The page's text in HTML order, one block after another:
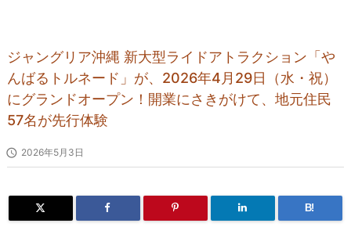
ジャングリア沖縄 新大型ライドアトラクション「や
んばるトルネード」が、2026年4月29日（水・祝）
にグランドオープン！開業にさきがけて、地元住民
57名が先行体験
 2026年5月3日
B!